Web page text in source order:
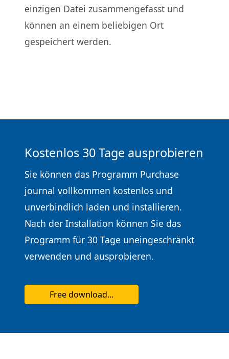
einzigen Datei zusammengefasst und
können an einem beliebigen Ort
gespeichert werden.
Kostenlos 30 Tage ausprobieren
Sie können das Programm Purchase
journal vollkommen kostenlos und
unverbindlich laden und installieren.
Nach der Installation können Sie das
Programm für 30 Tage uneingeschränkt
verwenden und ausprobieren.
Free download...